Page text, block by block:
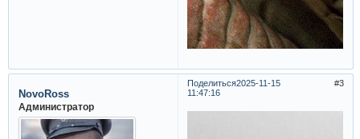
Поделиться 3
2025-11-15
11:47:16
NovoRoss
Администратор